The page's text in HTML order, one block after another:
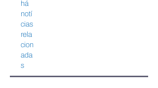
Roadshow PotencializEE,
em Belém
há
notí
cias
rela
cion
ada
s